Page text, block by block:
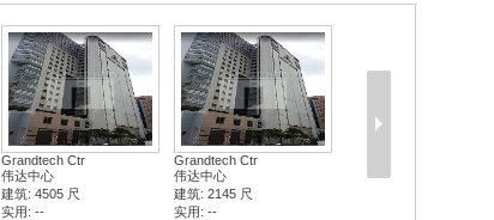
Grandtech Ctr
伟达中心
建筑: 4505 尺
实用: --
Grandtech Ctr
伟达中心
建筑: 2145 尺
实用: --